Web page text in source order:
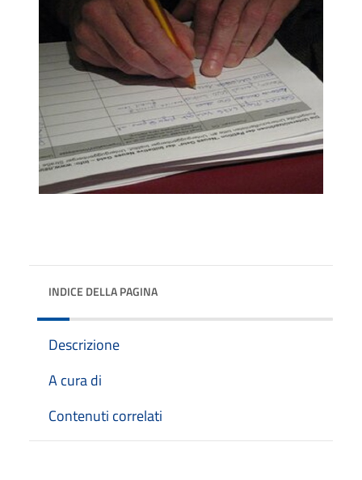
INDICE DELLA PAGINA
Descrizione
A cura di
Contenuti correlati